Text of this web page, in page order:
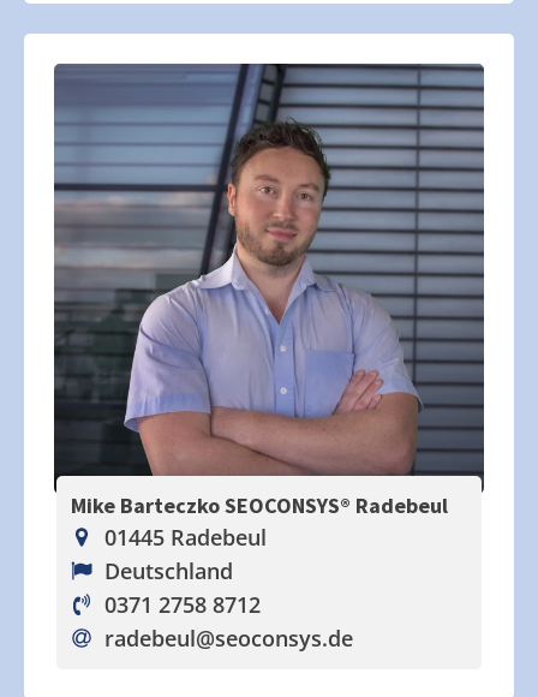
Mike Barteczko SEOCONSYS® Radebeul
01445 Radebeul
Deutschland
0371 2758 8712
radebeul@seoconsys.de